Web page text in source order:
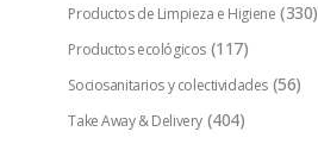
Productos de Limpieza e Higiene (330)
Productos ecológicos (117)
Sociosanitarios y colectividades (56)
Take Away & Delivery (404)